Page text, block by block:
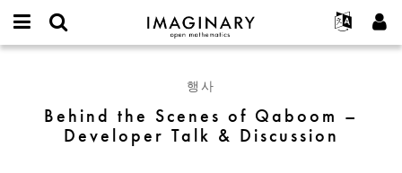
IMAGINARY
open
Français
Deutsch
한국어
Programs
Galleries
Hands-On
프로젝트
참가하기
연락처
username
Scenes
행사
Behind the Scenes of Qaboom –
Developer Talk & Discussion